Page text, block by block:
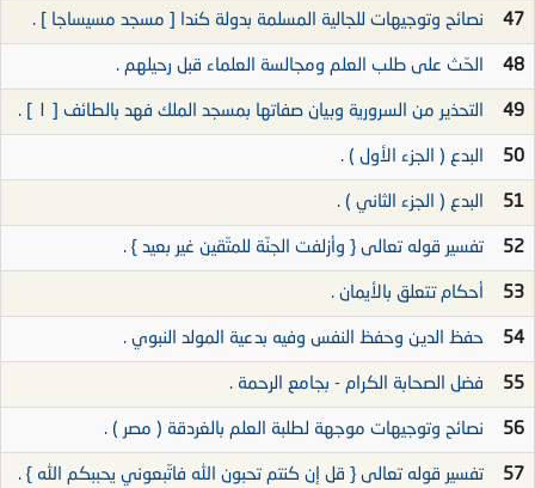
47 نصائح وتوجيهات للجالية المسلمة بدولة كندا [ مسجد مسيساجا ] .
48 الحّث على طلب العلم ومجالسة العلماء قبل رحيلهم .
49 التحذير من السرورية وبيان صفاتها بمسجد الملك فهد بالطائف [ ١ ] .
50 البدع ( الجزء الأول ) .
51 البدع ( الجزء الثاني ) .
52 تفسير قوله تعالى { وأزلفت الجنّة للمتّقين غير بعيد } .
53 أحكام تتعلق بالأيمان .
54 حفظ الدين وحفظ النفس وفيه بدعية المولد النبوي .
55 فضل الصحابة الكرام - بجامع الرحمة .
56 نصائح وتوجيهات موجهة لطلبة العلم بالغردقة ( مصر ) .
57 تفسير قوله تعالى { قل إن كنتم تحبون الله فاتّبعوني يحببكم الله } .